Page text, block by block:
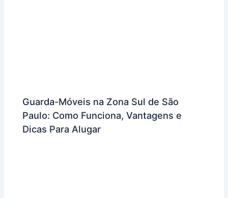
Guarda-Móveis na Zona Sul de São
Paulo: Como Funciona, Vantagens e
Dicas Para Alugar